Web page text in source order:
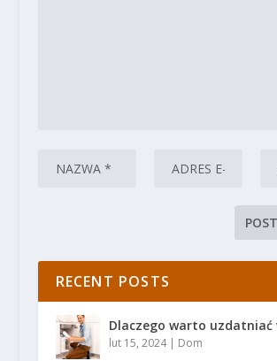
RECENT POSTS
Dlaczego warto uzdatniać
lut 15, 2024| Dom